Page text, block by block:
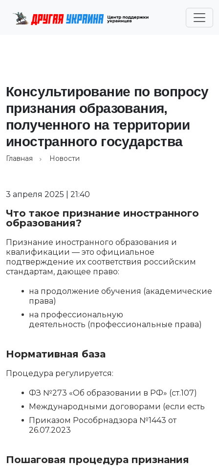
Консультирование по вопросу
признания образования,
полученного на территории
иностранного государства
Главная Новости
3 апреля 2025 | 21:40
Что такое признание иностранного
образования?
Признание иностранного образования и
квалификации — это официальное
подтверждение их соответствия российским
стандартам, дающее право:
на продолжение обучения (академические
права)
на профессиональную
деятельность (профессиональные права)
Нормативная база
Процедура регулируется:
ФЗ №273 «Об образовании в РФ» (ст.107)
Международными договорами (если есть
Приказом Рособрнадзора №1443 от
26.07.2023
Пошаговая процедура признания